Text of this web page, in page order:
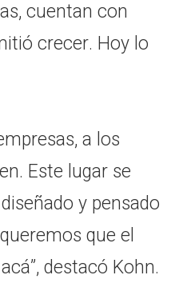
cuentan con
crecer. Hoy lo
a los
Este lugar se
y pensado
que el
destacó Kohn.